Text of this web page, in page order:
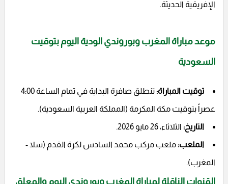
الإفريقية الحديثة.
موعدمباراة المغرب وبوروندي الودية اليوم بتوقيت
السعودية
توقيت المباراة: تنطلق صافرة البداية في تمام الساعة 4:00
عصراً بتوقيت مكة المكرمة (المملكة العربية السعودية).
التاريخ: الثلاثاء، 26 مايو 2026.
الملعب:ملعب مركب محمد السادس لكرة القدم (سلا -
المغرب).
القنوات الناقلة لمباراة المغرب وبوروندي اليوم والمعلق